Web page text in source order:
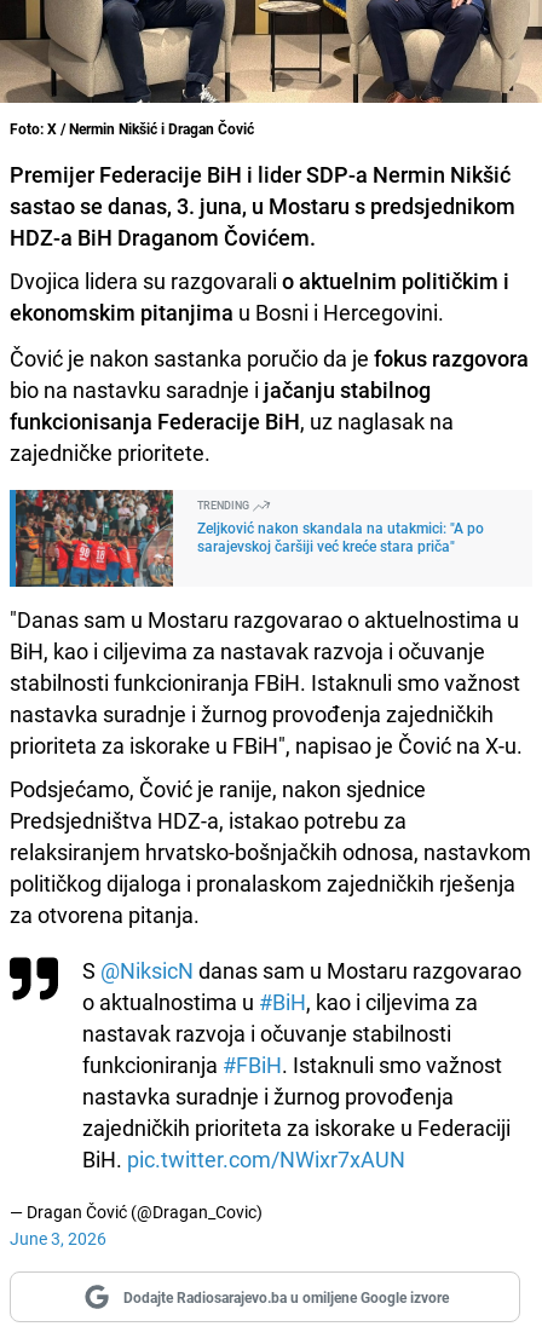
Foto: X / Nermin Nikšić i Dragan Čović
Premijer Federacije BiH i lider SDP-a Nermin Nikšić
sastao se danas, 3. juna, u Mostaru s predsjednikom
HDZ-a BiH Draganom Čovićem.
Dvojica lidera su razgovarali o aktuelnim političkim i
ekonomskim pitanjima u Bosni i Hercegovini.
Čović je nakon sastanka poručio da je fokus razgovora
bio na nastavku saradnje i jačanju stabilnog
funkcionisanja Federacije BiH, uz naglasak na
zajedničke prioritete.
TRENDING
Zeljković nakon skandala na utakmici: "A po
sarajevskoj čaršiji već kreće stara priča"
"Danas sam u Mostaru razgovarao o aktuelnostima u
BiH, kao i ciljevima za nastavak razvoja i očuvanje
stabilnosti funkcioniranja FBiH. Istaknuli smo važnost
nastavka suradnje i žurnog provođenja zajedničkih
prioriteta za iskorake u FBiH", napisao je Čović na X-u.
Podsjećamo, Čović je ranije, nakon sjednice
Predsjedništva HDZ-a, istakao potrebu za
relaksiranjem hrvatsko-bošnjačkih odnosa, nastavkom
političkog dijaloga i pronalaskom zajedničkih rješenja
za otvorena pitanja.
S @NiksicN danas sam u Mostaru razgovarao
o aktualnostima u #BiH, kao i ciljevima za
nastavak razvoja i očuvanje stabilnosti
funkcioniranja #FBiH. Istaknuli smo važnost
nastavka suradnje i žurnog provođenja
zajedničkih prioriteta za iskorake u Federaciji
BiH. pic.twitter.com/NWixr7xAUN
— Dragan Čović (@Dragan_Covic)
June 3, 2026
Dodajte Radiosarajevo.ba u omiljene Google izvore